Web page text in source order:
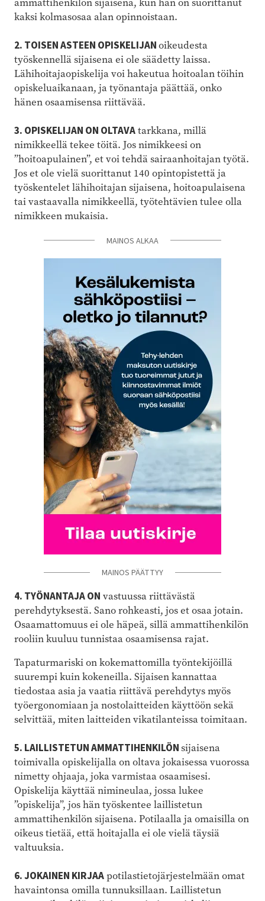
kaksi kolmasosaa alan opinnoistaan.
2. TOISEN ASTEEN OPISKELIJANoikeudesta
työskennellä sijaisena ei ole säädetty laissa.
Lähihoitajaopiskelija voi hakeutua ­hoitoalan töihin
opiskeluaikanaan, ja työnantaja päättää, onko
hänen osaamisensa riittävää.
3. OPISKELIJAN ON OLTAVAtarkkana, millä
nimikkeellä tekee töitä. Jos nimikkeesi on
”hoitoapulainen”, et voi tehdä sairaanhoitajan työtä.
Jos et ole vielä suorittanut 140 opintopistettä ja
työskentelet lähihoitajan sijaisena, hoitoapulaisena
tai vastaavalla nimikkeellä, työtehtävien tulee olla
nimikkeen mukaisia.
MAINOS ALKAA
MAINOS PÄÄTTYY
4. TYÖNANTAJA ON vastuussa riittävästä
perehdytyksestä. Sano rohkeasti, jos et osaa jotain.
Osaamattomuus ei ole häpeä, sillä ammattihenkilön
rooliin kuuluu tunnistaa osaamisensa rajat.
Tapaturmariski on kokemattomilla työntekijöillä
suurempi kuin kokeneilla. Sijaisen kannattaa
tiedostaa asia ja vaatia riittävä perehdytys myös
työergonomiaan ja nostolaitteiden käyttöön sekä
selvittää, miten laitteiden vikatilanteissa toimitaan.
5. LAILLISTETUN AMMATTIHENKILÖNsijaisena
toimivalla opiskelijalla on oltava jokaisessa ­vuorossa
nimetty ohjaaja, joka varmistaa osaamisesi.
Opiskelija käyttää nimi­neulaa, jossa lukee
”opiskelija”, jos hän työskentee laillistetun
ammattihenkilön sijaisena. Potilaalla ja omaisilla on
oikeus tietää, että hoitajalla ei ole vielä täysiä
valtuuksia.
6. JOKAINEN KIRJAApotilastietojärjestelmään omat
havaintonsa omilla tunnuksillaan. Laillistetun